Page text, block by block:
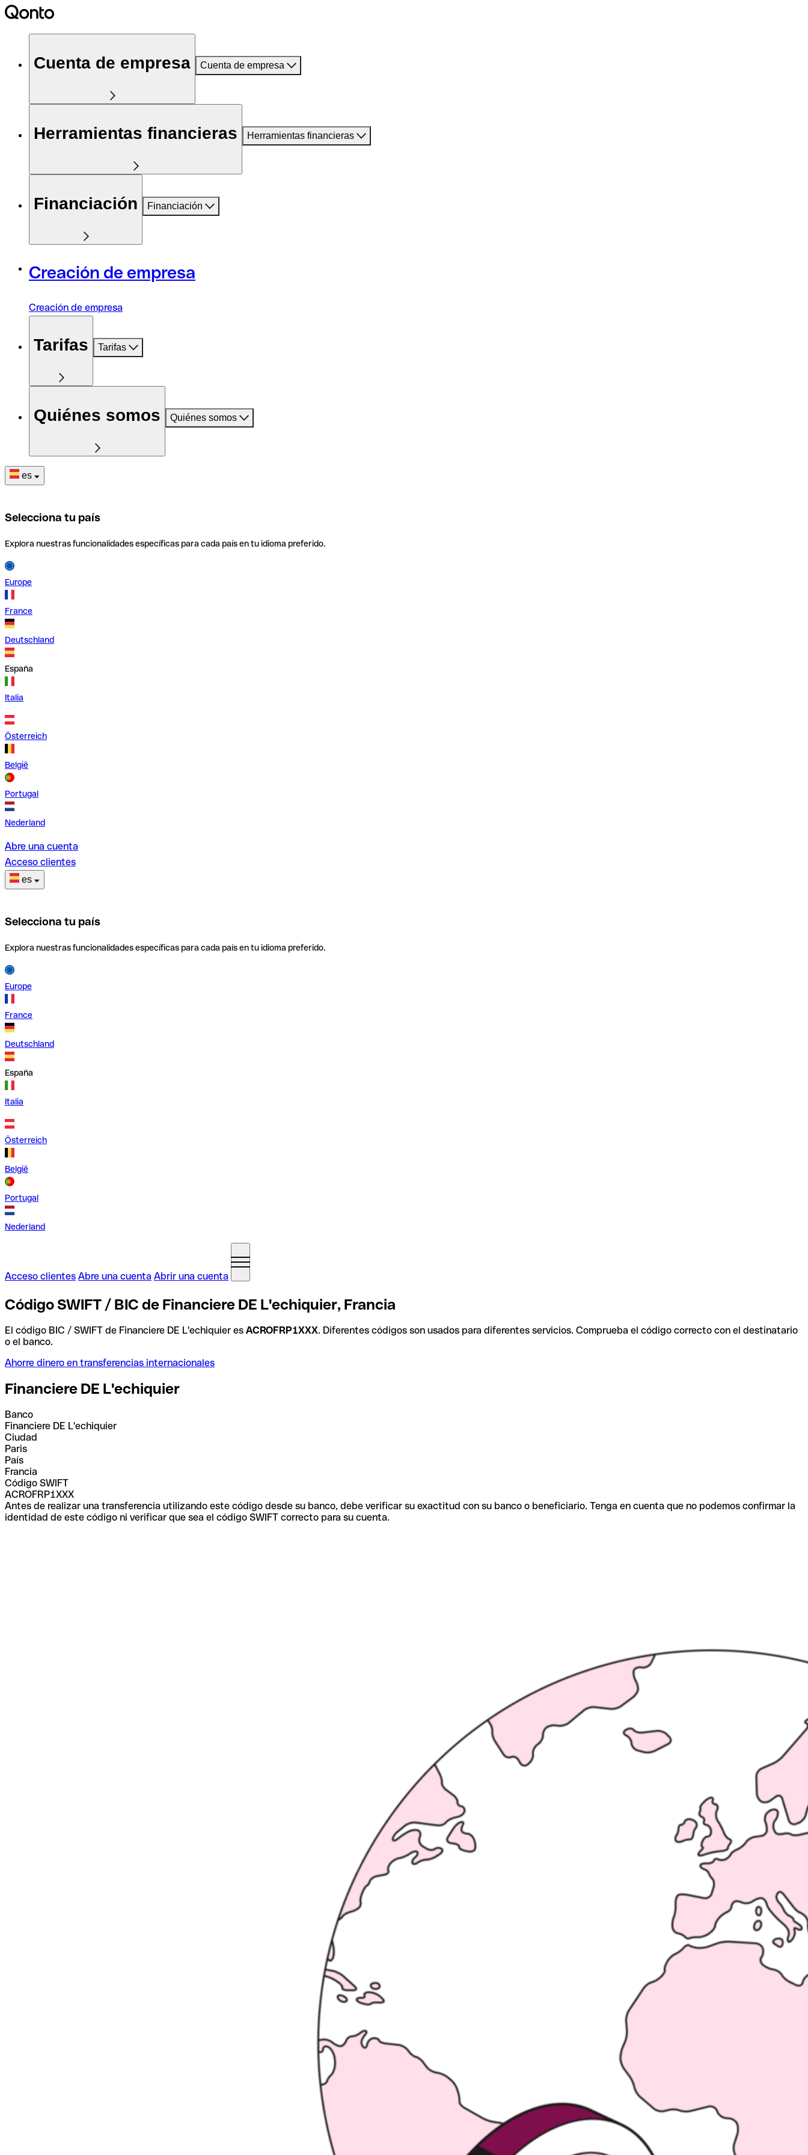
Cuenta de empresa Cuenta de empresa
Herramientas financieras Herramientas financieras
Financiación Financiación
Creación de empresa
Creación de empresa
Tarifas Tarifas
Quiénes somos Quiénes somos
es
Selecciona tu país
Explora nuestras funcionalidades específicas para cada país en tu idioma preferido.
Europe
France
Deutschland
España
Italia
Österreich
België
Portugal
Nederland
Abre una cuenta
Acceso clientes
es
Selecciona tu país
Explora nuestras funcionalidades específicas para cada país en tu idioma preferido.
Europe
France
Deutschland
España
Italia
Österreich
België
Portugal
Nederland
Acceso clientes Abre una cuenta Abrir una cuenta
Código SWIFT / BIC de Financiere DE L'echiquier, Francia
El código BIC / SWIFT de Financiere DE L'echiquier es ACROFRP1XXX. Diferentes códigos son usados para diferentes servicios. Comprueba el código correcto con el destinatario
o el banco.
Ahorre dinero en transferencias internacionales
Financiere DE L'echiquier
Banco
Financiere DE L'echiquier
Ciudad
Paris
País
Francia
Código SWIFT
ACROFRP1XXX
Antes de realizar una transferencia utilizando este código desde su banco, debe verificar su exactitud con su banco o beneficiario. Tenga en cuenta que no podemos confirmar la
identidad de este código ni verificar que sea el código SWIFT correcto para su cuenta.